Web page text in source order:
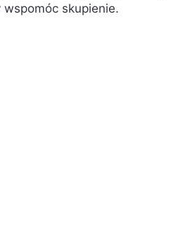
skupienie.